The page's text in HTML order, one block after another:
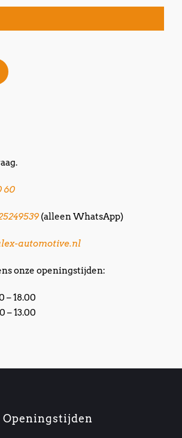
60
(alleen WhatsApp)
automotive.nl
onze openingstijden:
– 18.00
13.00
Openingstijden